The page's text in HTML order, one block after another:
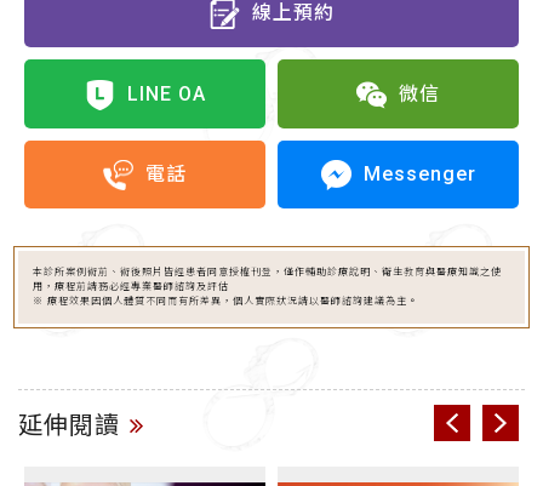
線上預約
LINE OA 微信
電話 Messenger
本診所案例術前、術後照片皆經患者同意授權刊登，僅作輔助診療說明、衛生教育與醫療知識之使
用，療程前請務必經專業醫師諮詢及評估
※ 療程效果因個人體質不同而有所差異，個人實際狀況請以醫師諮詢建議為主。
延伸閱讀